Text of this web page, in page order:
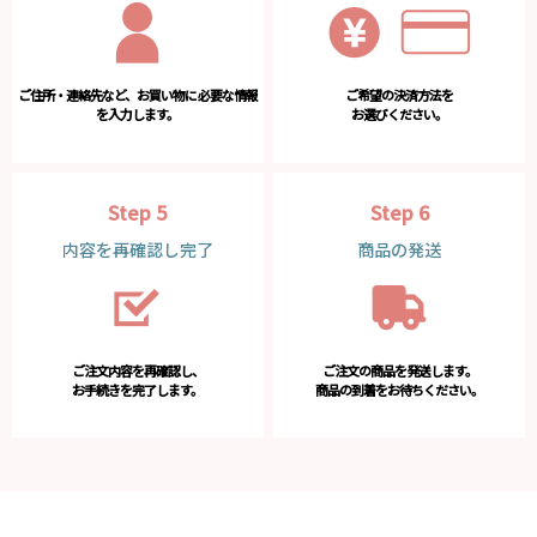
ご住所・連絡先など、お買い物に必要な情報
を入力します。
ご希望の決済方法を
お選びください。
Step 5
内容を再確認し完了
ご注文内容を再確認し、
お手続きを完了します。
Step 6
商品の発送
ご注文の商品を発送します。
商品の到着をお待ちください。